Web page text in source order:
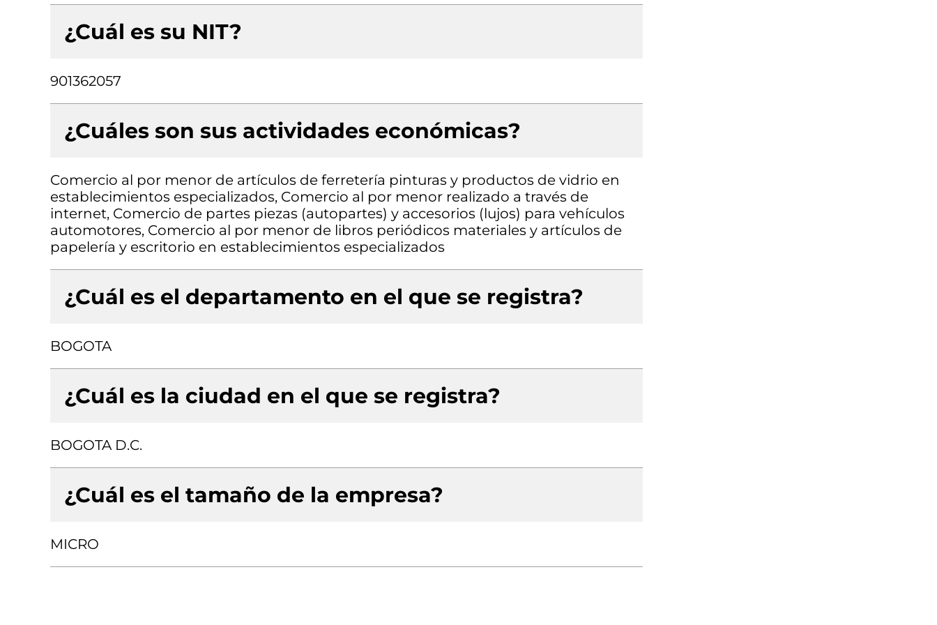
¿Cuál es su NIT?
901362057
¿Cuáles son sus actividades económicas?
Comercio al por menor de artículos de ferretería pinturas y productos de vidrio en
establecimientos especializados, Comercio al por menor realizado a través de
internet, Comercio de partes piezas (autopartes) y accesorios (lujos) para vehículos
automotores, Comercio al por menor de libros periódicos materiales y artículos de
papelería y escritorio en establecimientos especializados
¿Cuál es el departamento en el que se registra?
BOGOTA
¿Cuál es la ciudad en el que se registra?
BOGOTA D.C.
¿Cuál es el tamaño de la empresa?
MICRO